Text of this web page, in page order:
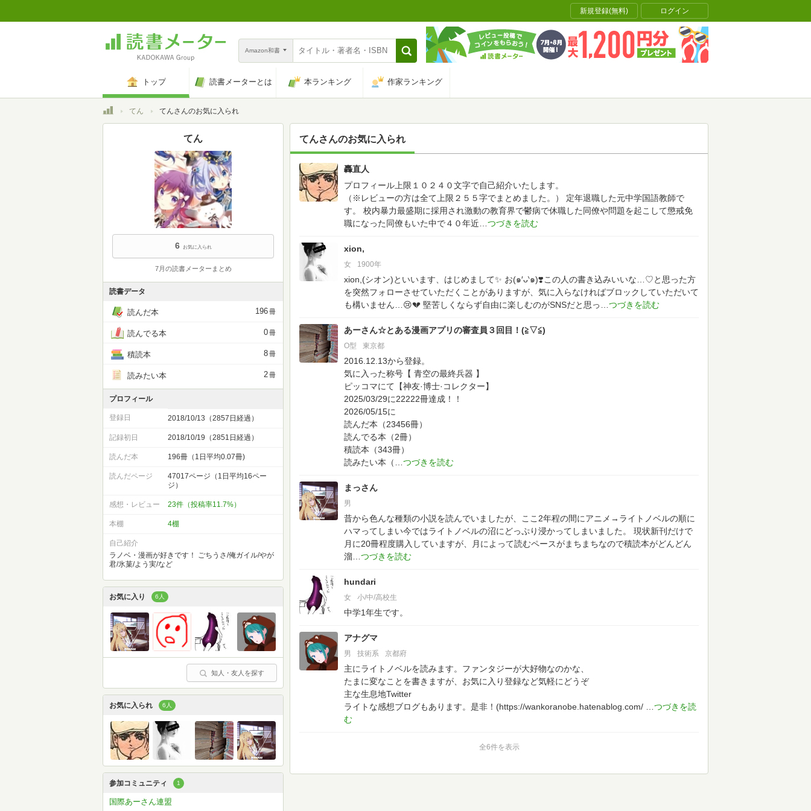
新規登録(無料) ログイン
Amazon和書
トップ 読書メーターとは 本ランキング 作家ランキング
トップてん てんさんのお気に入られ
てんさんのお気に入られ
轟直人
プロフィール上限１０２４０文字で自己紹介いたします。
（※レビューの方は全て上限２５５字でまとめました。）
定年退職した元中学国語教師で
す。
校内暴力最盛期に採用され激動の教育界で鬱病で休職した同僚や問題を起こして懲戒免
職になった同僚もいた中で４０年近
xion,
女 1900年
xion,(シオン)といいます、はじめまして✨ お(๑′ᴗ‵๑)❣️この人の書き込みいいな…♡と思った方
を突然フォローさせていただくことがありますが、気に入らなければブロックしていただいて
も構いません…😢💔 堅苦しくならず自由に楽しむのがSNSだと思っ
あーさん☆とある漫画アプリの審査員３回目！(⁠≧⁠▽⁠≦⁠)
O型 東京都
2016.12.13から登録。
気に入った称号【 青空の最終兵器 】
ピッコマにて【神友·博士·コレクター】
2025/03/29に22222冊達成！！
2026/05/15に
読んだ本（23456冊）
読んでる本（2冊）
積読本（343冊）
読みたい本（
まっさん
男
昔から色んな種類の小説を読んでいましたが、ここ2年程の間にアニメ→ライトノベルの順に
ハマってしまい今ではライトノベルの沼にどっぷり浸かってしまいました。
現状新刊だけで
月に20冊程度購入していますが、月によって読むペースがまちまちなので積読本がどんどん
溜
hundari
女 小/中/高校生
中学1年生です。
アナグマ
男 技術系 京都府
主にライトノベルを読みます。ファンタジーが大好物なのかな、
たまに変なことを書きますが、お気に入り登録など気軽にどうぞ
主な生息地Twitter
ライトな感想ブログもあります。是非！(https://wankoranobe.hatenablog.com/
全6件を表示
てん
6 お気に入られ
7月の読書メーターまとめ
読書データ
読んだ本 196冊
読んでる本 0冊
積読本 8冊
読みたい本 2冊
プロフィール
登録日 2018/10/13（2857日経過）
記録初日 2018/10/19（2851日経過）
読んだ本 196冊（1日平均0.07冊)
読んだページ
47017ページ（1日平均16ペー
ジ）
感想・レビュー 23件（投稿率11.7%）
本棚 4棚
自己紹介
ラノベ・漫画が好きです！ ごちうさ/俺ガイル/やが
君/氷菓/よう実/など
お気に入り 6人
知人・友人を探す
お気に入られ 6人
参加コミュニティ 1
国際あーさん連盟